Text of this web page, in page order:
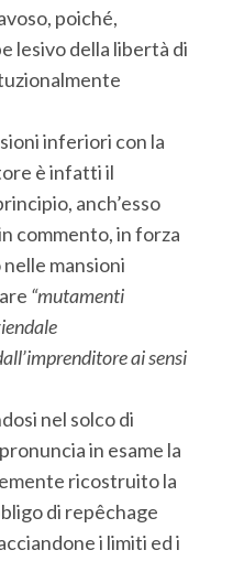
poiché,
lesivo della libertà di
inferiori con la
è infatti il
anch’esso
commento, in forza
mansioni
“mutamenti
ai sensi
nel solco di
in esame la
ricostruito la
di repêchage
i limiti ed i